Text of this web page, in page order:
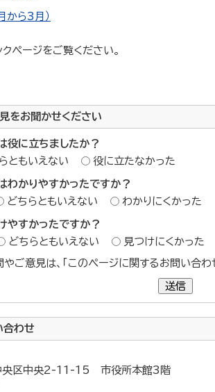
ら3月）
ページをご覧ください。
をお聞かせください
役に立ちましたか？
ともいえない 役に立たなかった
わかりやすかったですか？
どちらともいえない わかりにくかった
やすかったですか？
どちらともいえない 見つけにくかった
ご意見は、「このページに関するお問い合わ
送信
合わせ
区中央2-11-15 市役所本館3階